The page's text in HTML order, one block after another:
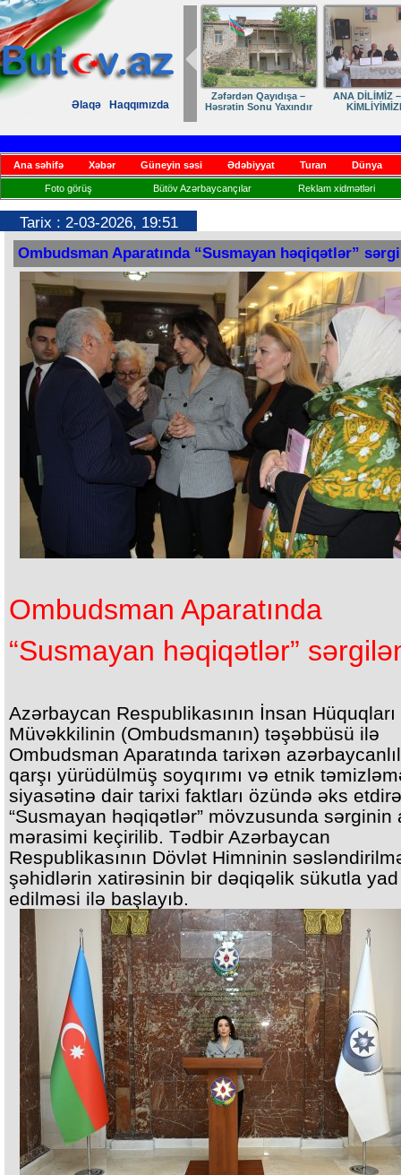
Əlaqə Haqqımızda
Dostumuza sürpriz
yubiley təbriki
Elmanın öz
Ana səhifə Xəbər Güneyin səsi Ədəbiyyat Turan Dünya
Foto görüş Bütöv Azərbaycançılar Reklam xidmətləri
Tarix : 2-03-2026, 19:51
Ombudsman Aparatında “Susmayan həqiqətlər”
Ombudsman Aparatında
“Susmayan həqiqətlər”
Azərbaycan Respublikasının İnsan
Müvəkkilinin (Ombudsmanın) təşəbbüsü ilə
Ombudsman Aparatında tarixən
qarşı yürüdülmüş soyqırımı və etnik
siyasətinə dair tarixi faktları özündə əks
“Susmayan həqiqətlər” mövzusunda sərginin
mərasimi keçirilib. Tədbir Azərbaycan
Respublikasının Dövlət Himninin
şəhidlərin xatirəsinin bir dəqiqəlik sükutla yad
edilməsi ilə başlayıb.